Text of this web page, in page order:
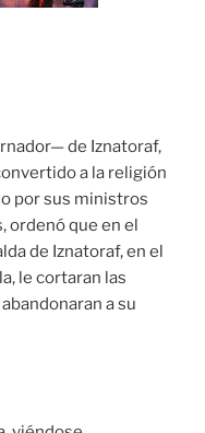
de Iznatoraf,
a la religión
por sus ministros
ordenó que en el
de Iznatoraf, en el
le cortaran las
a su